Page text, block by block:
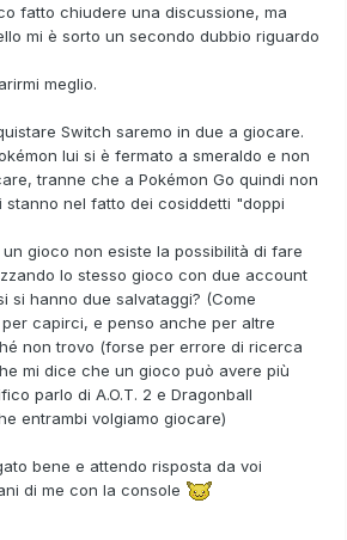
fatto chiudere una discussione, ma
mi è sorto un secondo dubbio riguardo
meglio.
Switch saremo in due a giocare.
lui si è fermato a smeraldo e non
tranne che a Pokémon Go quindi non
stanno nel fatto dei cosiddetti "doppi
gioco non esiste la possibilità di fare
lo stesso gioco con due account
si hanno due salvataggi? (Come
capirci, e penso anche per altre
non trovo (forse per errore di ricerca
mi dice che un gioco può avere più
parlo di A.O.T. 2 e Dragonball
entrambi volgiamo giocare)
bene e attendo risposta da voi
di me con la console